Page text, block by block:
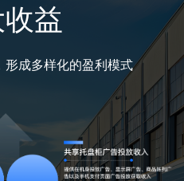
益
形成多样化的盈利模式